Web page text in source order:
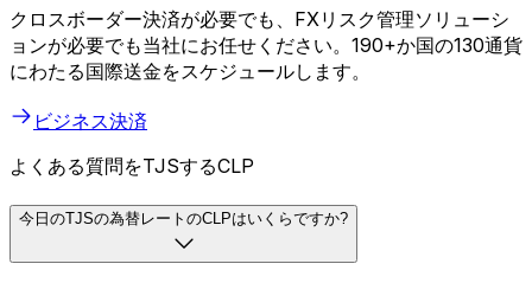
クロスボーダー決済が必要でも、FXリスク管理ソリューシ
ョンが必要でも当社にお任せください。190+か国の130通貨
にわたる国際送金をスケジュールします。
ビジネス決済
よくある質問をTJSするCLP
今日のTJSの為替レートのCLPはいくらですか?